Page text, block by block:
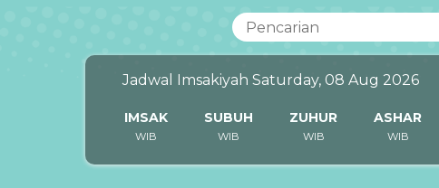
Jadwal Imsakiyah Saturday, 08 Aug 2026
IMSAK SUBUH ZUHUR ASHAR
WIB WIB WIB WIB